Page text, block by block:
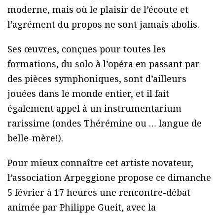
moderne, mais où le plaisir de l’écoute et
l’agrément du propos ne sont jamais abolis.
Ses œuvres, conçues pour toutes les
formations, du solo à l’opéra en passant par
des pièces symphoniques, sont d’ailleurs
jouées dans le monde entier, et il fait
également appel à un instrumentarium
rarissime (ondes Thérémine ou … langue de
belle-mère!).
Pour mieux connaître cet artiste novateur,
l’association Arpeggione propose ce dimanche
5 février à 17 heures une rencontre-débat
animée par Philippe Gueit, avec la